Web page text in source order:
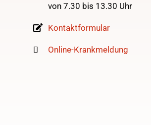
von 7.30 bis 13.30 Uhr
Kontaktformular
Online-Krankmeldung